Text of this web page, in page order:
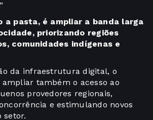
a pasta, é ampliar a banda larga
priorizando regiões
comunidades indígenas e
da infraestrutura digital, o
também o acesso ao
provedores regionais,
e estimulando novos
setor.